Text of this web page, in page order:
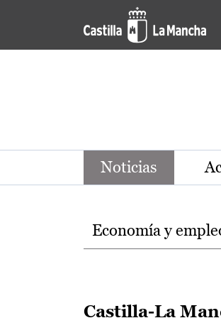
Pasar al contenido principal
Noticias de la
Noticias
Temas
Economía y
Castilla-La